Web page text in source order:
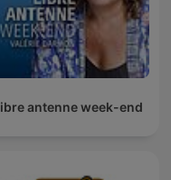
antenne week-end